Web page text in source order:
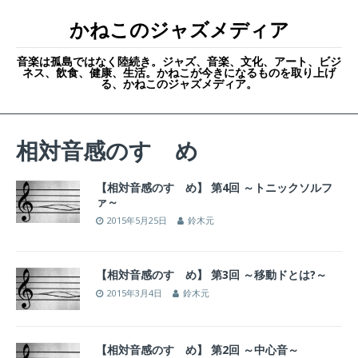
かねこのジャズメディア
音楽は孤島ではなく陸続き。ジャズ、音楽、文化、アート、ビジ
ネス、飲食、健康、生活。かねこが今きになるものを取り上げ
る、かねこのジャズメディア。
相対音感のすゝめ
【相対音感のすゝめ】 第4回 ～トニックソルフ
ァ～
2015年5月25日 鈴木元
【相対音感のすゝめ】 第3回 ～移動ドとは?～
2015年3月4日 鈴木元
【相対音感のすゝめ】 第2回 ～中心音～